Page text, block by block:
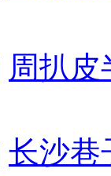
周扒
长沙巷